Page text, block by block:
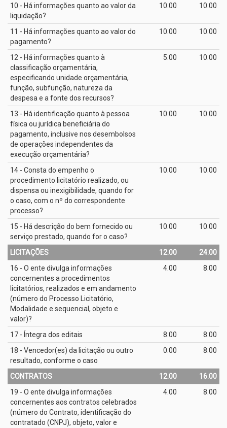
10 - Há informações quanto ao valor da
liquidação?
10.00 10.00
11 - Há informações quanto ao valor do
pagamento?
10.00 10.00
12 - Há informações quanto à
classificação orçamentária,
especificando unidade orçamentária,
função, subfunção, natureza da
despesa e a fonte dos recursos?
5.00 10.00
13 - Há identificação quanto à pessoa
física ou jurídica beneficiária do
pagamento, inclusive nos desembolsos
de operações independentes da
execução orçamentária?
10.00 10.00
14 - Consta do empenho o
procedimento licitatório realizado, ou
dispensa ou inexigibilidade, quando for
o caso, com o nº do correspondente
processo?
10.00 10.00
15 - Há descrição do bem fornecido ou
serviço prestado, quando for o caso?
10.00 10.00
LICITAÇÕES 12.00
24.00
16 - O ente divulga informações
concernentes a procedimentos
licitatórios, realizados e em andamento
(número do Processo Licitatório,
Modalidade e sequencial, objeto e
valor)?
4.00 8.00
17 - Íntegra dos editais 8.00
8.00
18 - Vencedor(es) da licitação ou outro
resultado, conforme o caso
0.00 8.00
CONTRATOS 12.00
16.00
19 - O ente divulga informações
concernentes aos contratos celebrados
(número do Contrato, identificação do
contratado (CNPJ), objeto, valor e
4.00 8.00